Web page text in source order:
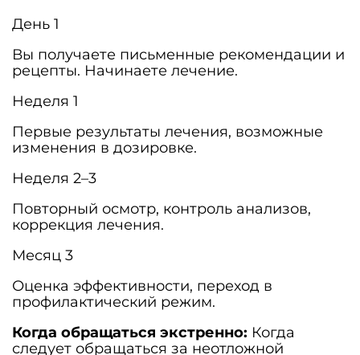
День 1
Вы получаете письменные рекомендации и
рецепты. Начинаете лечение.
Неделя 1
Первые результаты лечения, возможные
изменения в дозировке.
Неделя 2–3
Повторный осмотр, контроль анализов,
коррекция лечения.
Месяц 3
Оценка эффективности, переход в
профилактический режим.
Когда обращаться экстренно: Когда
следует обращаться за неотложной